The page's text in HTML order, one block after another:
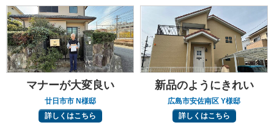
マナーが大変良い
廿日市市 N様邸
詳しくはこちら
新品のようにきれい
広島市安佐南区 Y様邸
詳しくはこちら